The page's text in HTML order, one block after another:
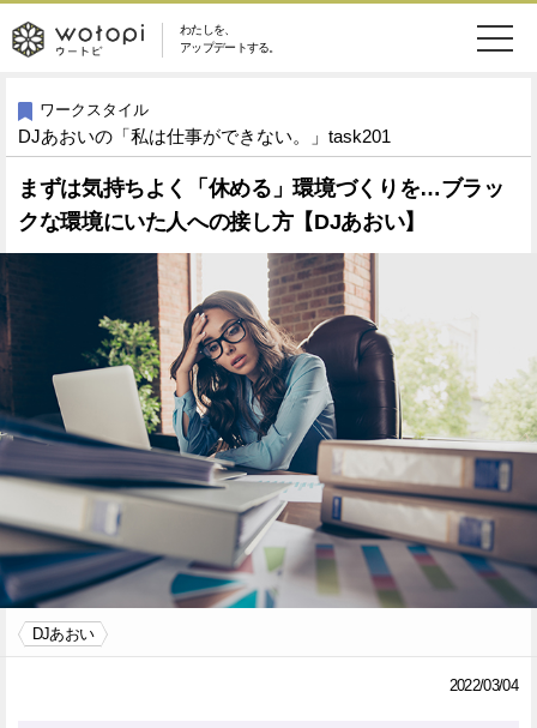
わたしを、
アップデートする。
wotopi
-
ウ
ー
ピ
メ
ニ
ュ
ー
恋愛・結婚
美容・コスメ 妊娠・出産
健康 ワークスタイル
ライフスタイル ファッション
ソーシャル SDGs
アイテム
検
索
ウートピとは？
Facebook Twitter
ワークスタイル
DJあおいの「私は仕事ができない。」task201
まずは気持ちよく「休める」環境づくりを…ブラッ
クな環境にいた人への接し方【DJあおい】
DJあおい
2022/03/04